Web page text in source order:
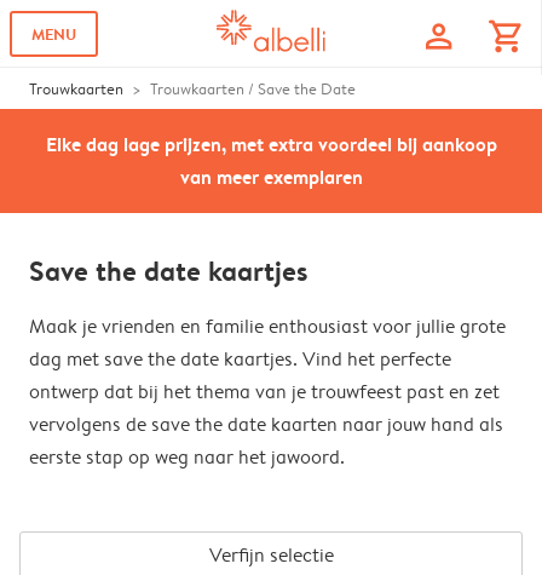
MENU profile shopping_cart
Trouwkaarten Trouwkaarten / Save the Date
Elke dag lage prijzen, met extra voordeel bij aankoop
van meer exemplaren
Save the date kaartjes
Maak je vrienden en familie enthousiast voor jullie grote
dag met save the date kaartjes. Vind het perfecte
ontwerp dat bij het thema van je trouwfeest past en zet
vervolgens de save the date kaarten naar jouw hand als
eerste stap op weg naar het jawoord.
Verfijn selectie